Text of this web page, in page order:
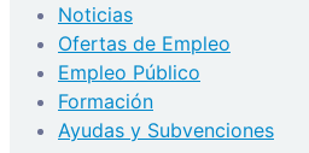
Noticias
Ofertas de Empleo
Empleo Público
Formación
Ayudas y Subvenciones